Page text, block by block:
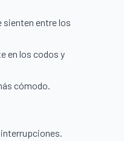
sienten entre los
en los codos y
cómodo.